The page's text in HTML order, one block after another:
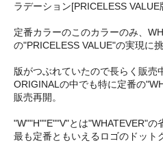
ラデーション[PRICELESS VALUE
定番カラーのこのカラーのみ、
の"PRICELESS VALUE"の実現に
版がつぶれていたので長らく販売
ORIGINALの中でも特に定番の
販売再開。
"W""H""E""V"とは"WHATEVER"の
最も定番ともいえるロゴのドット